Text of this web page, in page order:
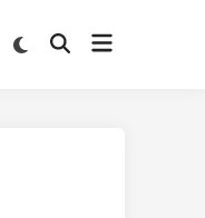
SwitchOpenOpen